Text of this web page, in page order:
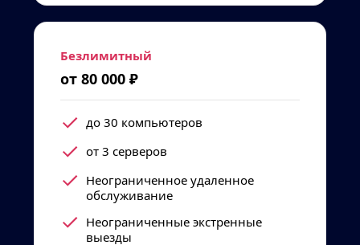
Безлимитный
от 80 000 ₽
до 30 компьютеров
от 3 серверов
Неограниченное удаленное
обслуживание
Неограниченные экстренные
выезды